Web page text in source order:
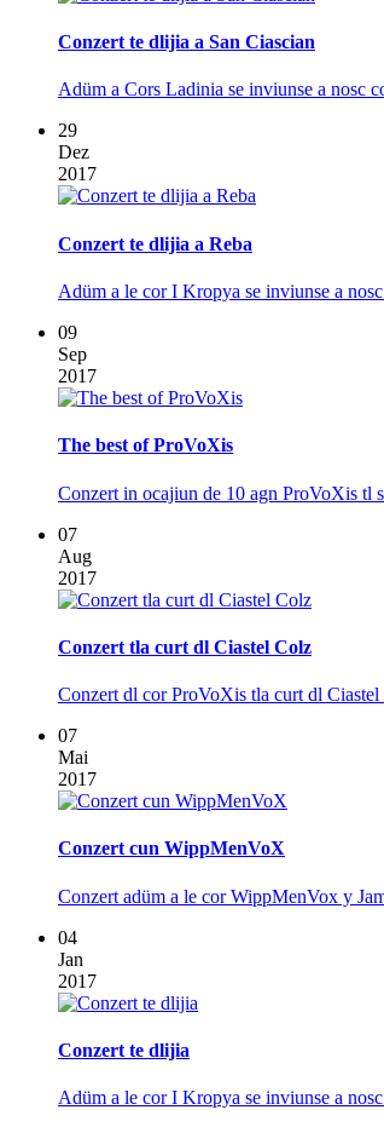
Conzert te dlijia a San Ciascian
Adüm a Cors Ladinia se inviunse a nosc
29
Dez
2017
Conzert te dlijia a Reba
Adüm a le cor I Kropya se inviunse a
09
Sep
2017
The best of ProVoXis
Conzert in ocajiun de 10 agn ProVoXis tl
07
Aug
2017
Conzert tla curt dl Ciastel Colz
Conzert dl cor ProVoXis tla curt dl
07
Mai
2017
Conzert cun WippMenVoX
Conzert adüm a le cor WippMenVox y
04
Jan
2017
Conzert te dlijia
Adüm a le cor I Kropya se inviunse a